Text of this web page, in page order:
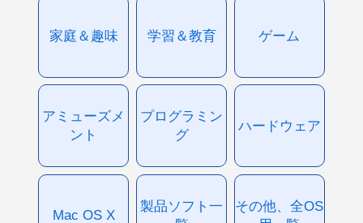
家庭＆趣味 学習＆教育 ゲーム
アミューズメ
ント
プログラミン
グ
ハードウェア
Mac OS X
製品ソフト一
その他、全OS